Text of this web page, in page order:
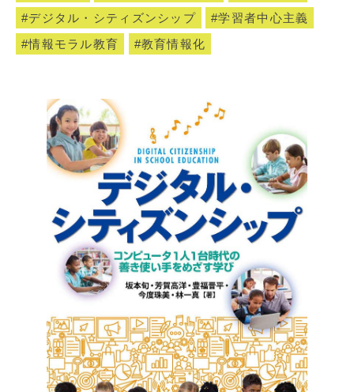
デジタル・シティズンシップ
学習者中心主義
情報モラル教育
教育情報化